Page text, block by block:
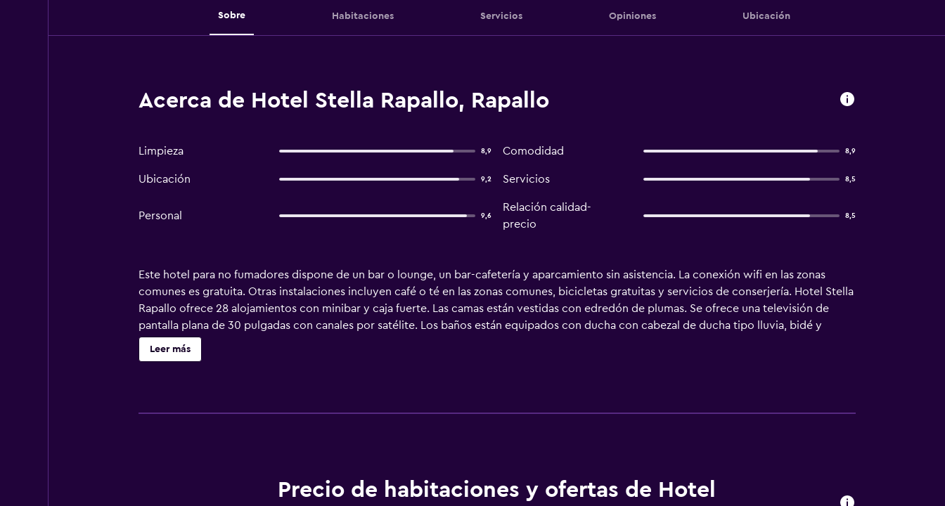
Sobre Habitaciones Servicios Opiniones Ubicación
Acerca de Hotel Stella Rapallo, Rapallo
Limpieza 8,9 Comodidad 8,9
Ubicación 9,2 Servicios 8,5
Personal 9,6
Relación calidad-
precio
8,5
Este hotel para no fumadores dispone de un bar o lounge, un bar-cafetería y aparcamiento sin asistencia. La conexión wifi en las zonas
comunes es gratuita. Otras instalaciones incluyen café o té en las zonas comunes, bicicletas gratuitas y servicios de conserjería. Hotel Stella
Rapallo ofrece 28 alojamientos con minibar y caja fuerte. Las camas están vestidas con edredón de plumas. Se ofrece una televisión de
pantalla plana de 30 pulgadas con canales por satélite. Los baños están equipados con ducha con cabezal de ducha tipo lluvia, bidé y
secador de pelo. Este hotel en Rapallo ofrece acceso a Internet wifi gratis. Entre las comodidades especialmente pensadas para las
personas en viaje de negocios se incluyen escritorio, sillas de oficina y teléfono. Se ofrece servicio nocturno de descubierta y servicio de
Leer más
Precio de habitaciones y ofertas de Hotel